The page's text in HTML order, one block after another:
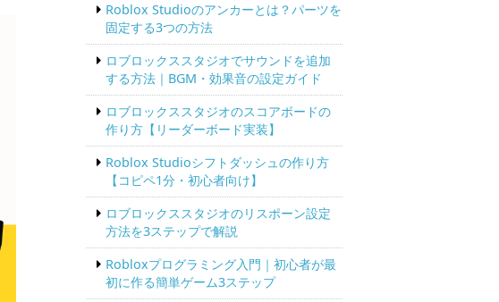
Roblox Studioのアンカーとは？パーツを
固定する3つの方法
ロブロックススタジオでサウンドを追加
する方法｜BGM・効果音の設定ガイド
ロブロックススタジオのスコアボードの
作り方【リーダーボード実装】
Roblox Studioシフトダッシュの作り方
【コピペ1分・初心者向け】
ロブロックススタジオのリスポーン設定
方法を3ステップで解説
Robloxプログラミング入門｜初心者が最
初に作る簡単ゲーム3ステップ